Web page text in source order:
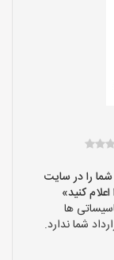
را در سایت
ها
شما ندارد.